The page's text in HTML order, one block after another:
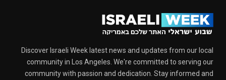
Discover Israeli Week latest news and updates from our local
community in Los Angeles. We're committed to serving our
community with passion and dedication. Stay informed and